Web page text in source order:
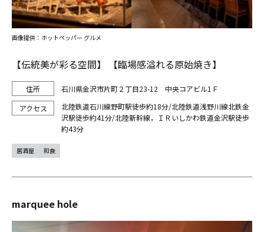
【伝統美が彩る空間】 【臨場感溢れる原始焼き】
石川県金沢市片町２丁目23-12 中央コアビル1Ｆ
北陸鉄道石川線野町駅徒歩約18分/北陸鉄道浅野川線北鉄金
沢駅徒歩約41分/北陸新幹線，ＩＲいしかわ鉄道金沢駅徒歩
約43分
画像提供：ホットペッパー グルメ
居酒屋 和食
marquee hole